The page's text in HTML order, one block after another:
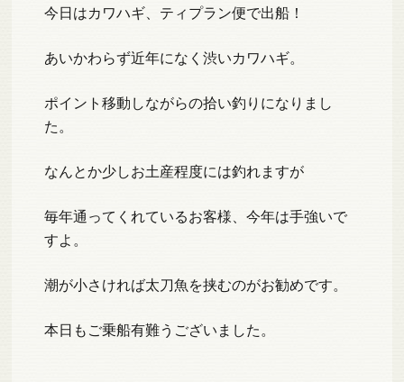
今日はカワハギ、ティプラン便で出船！
あいかわらず近年になく渋いカワハギ。
ポイント移動しながらの拾い釣りになりまし
た。
なんとか少しお土産程度には釣れますが
毎年通ってくれているお客様、今年は手強いで
すよ。
潮が小さければ太刀魚を挟むのがお勧めです。
本日もご乗船有難うございました。